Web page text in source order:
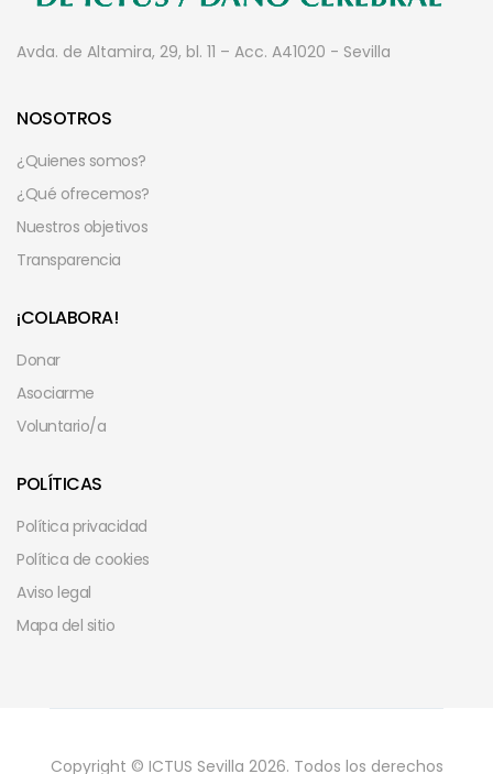
Avda. de Altamira, 29, bl. 11 – Acc. A41020 - Sevilla
NOSOTROS
¿Quienes somos?
¿Qué ofrecemos?
Nuestros objetivos
Transparencia
¡COLABORA!
Donar
Asociarme
Voluntario/a
POLÍTICAS
Política privacidad
Política de cookies
Aviso legal
Mapa del sitio
Copyright © ICTUS Sevilla 2026. Todos los derechos